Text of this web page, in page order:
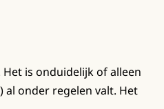
is onduidelijk of alleen
al onder regelen valt. Het